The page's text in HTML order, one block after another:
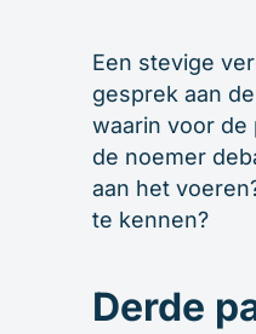
Een stevige
gesprek aan
waarin voor de
de noemer
aan het
te kennen?
Derde